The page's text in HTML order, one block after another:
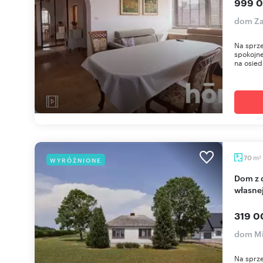
dom
Na
na
WYRÓŻNIONE 70 m2
Dom z dużą działką - potencjał do remontu i
319
dom
Na